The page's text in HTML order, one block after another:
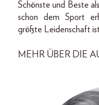
Schönste und Beste
schon dem Sport
größte Leidenschaft
MEHR ÜBER DIE